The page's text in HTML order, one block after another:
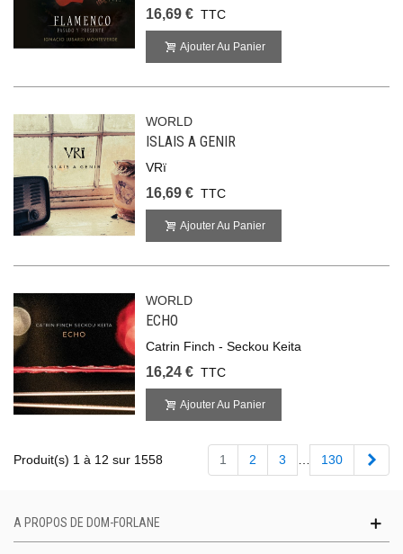
16,69 € TTC
Ajouter Au Panier
WORLD
ISLAIS A GENIR
VRï
16,69 € TTC
Ajouter Au Panier
WORLD
ECHO
Catrin Finch - Seckou Keita
16,24 € TTC
Ajouter Au Panier
Produit(s) 1 à 12 sur 1558 1 2 3 130
A PROPOS DE DOM-FORLANE